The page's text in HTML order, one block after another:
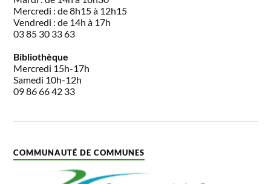
Mercredi : de 8h15 à 12h15
Vendredi : de 14h à 17h
03 85 30 33 63
Bibliothèque
Mercredi 15h-17h
Samedi 10h-12h
09 86 66 42 33
COMMUNAUTÉ DE COMMUNES